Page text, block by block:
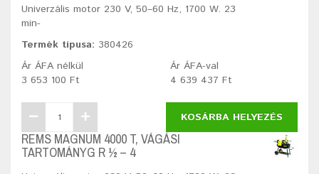
Univerzális motor 230 V, 50–60 Hz, 1700 W. 23
min-
Termék típusa: 380426
Ár ÁFA nélkül
3 653 100 Ft
Ár ÁFA-val
4 639 437 Ft
KOSÁRBA HELYEZÉS
REMS MAGNUM 4000 T, VÁGÁSI
TARTOMÁNYG R ½ – 4